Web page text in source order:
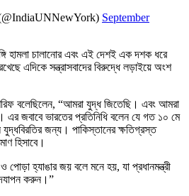
September
হামলা চালানোর এবং এই দেশই এক দশক ধরে
এদিকে সন্ত্রাসবাদের বিরুদ্ধে লড়াইয়ে অংশ
শরিফ বলেছিলেন, “আমরা যুদ্ধ জিতেছি। এবং আমরা
এর জবাবে ভারতের প্রতিনিধি বলেন যে গত ১০ মে
জন্য। পাকিস্তানের ক্ষতিগ্রস্ত
হিসাবে।
পোড়া হ্যাঙার জয় বলে মনে হয়, যা প্রধানমন্ত্রী
করুন।”